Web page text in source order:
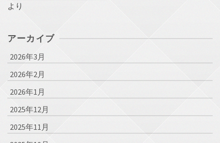
より
アーカイブ
2026年3月
2026年2月
2026年1月
2025年12月
2025年11月